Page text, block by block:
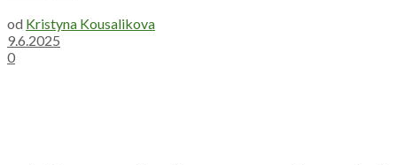
od Kristyna Kousalikova
9.6.2025
0